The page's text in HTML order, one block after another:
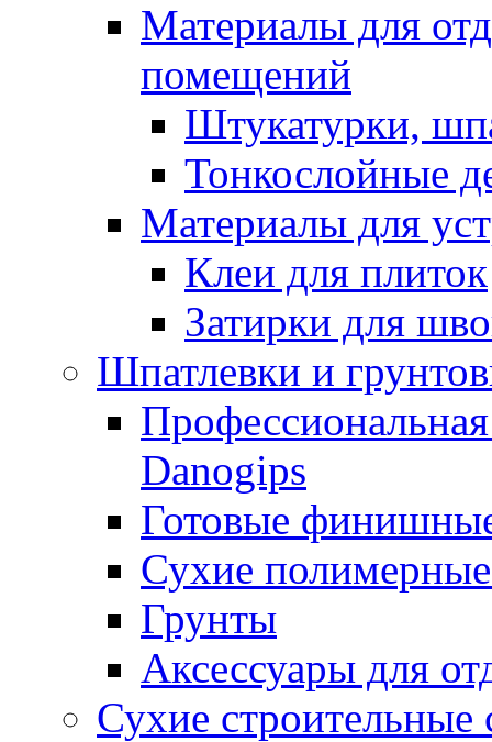
Материалы для
помещений
Штукатурки,
Тонкослойные
Материалы для
Клеи для плиток
Затирки для
Шпатлевки и
Danogips
Готовые
Сухие
Грунты
Аксессуары для
Сухие строительные